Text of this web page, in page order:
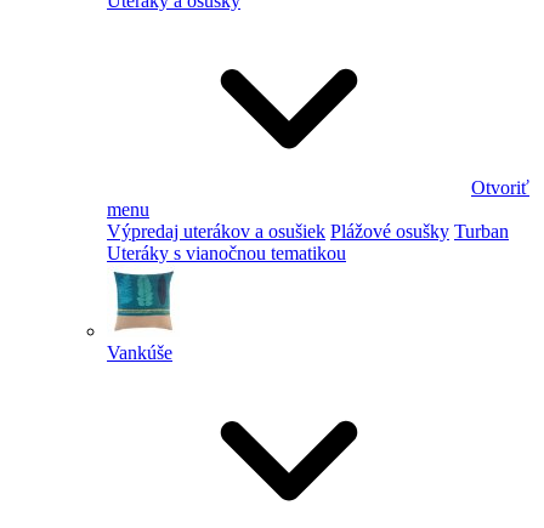
Otvoriť
menu
Výpredaj uterákov a osušiek Plážové osušky Turban
Uteráky s vianočnou tematikou
Vankúše